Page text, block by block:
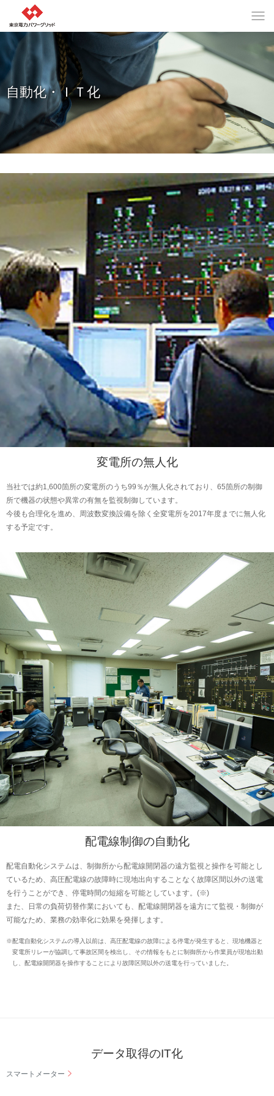
自動化・ＩＴ化
変電所の無人化
当社では約1,600箇所の変電所のうち99％が無人化されており、65箇所の制御
所で機器の状態や異常の有無を監視制御しています。
今後も合理化を進め、周波数変換設備を除く全変電所を2017年度までに無人化
する予定です。
配電線制御の自動化
配電自動化システムは、制御所から配電線開閉器の遠方監視と操作を可能とし
ているため、高圧配電線の故障時に現地出向することなく故障区間以外の送電
を行うことができ、停電時間の短縮を可能としています。(※)
また、日常の負荷切替作業においても、配電線開閉器を遠方にて監視・制御が
可能なため、業務の効率化に効果を発揮します。
※配電自動化システムの導入以前は、高圧配電線の故障による停電が発生すると、現地機器と
変電所リレーが協調して事故区間を検出し、その情報をもとに制御所から作業員が現地出動
し、配電線開閉器を操作することにより故障区間以外の送電を行っていました。
データ取得のIT化
スマートメーター